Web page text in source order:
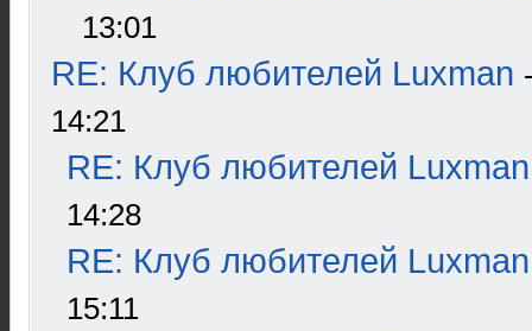
13:01
RE: Клуб любителей Luxman
14:21
RE: Клуб любителей Luxman
14:28
RE: Клуб любителей Luxman
15:11